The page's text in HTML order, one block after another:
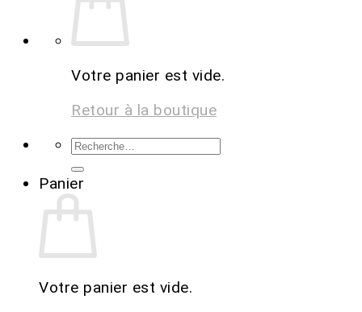
Votre panier est vide.
Retour à la boutique
Panier
Votre panier est vide.